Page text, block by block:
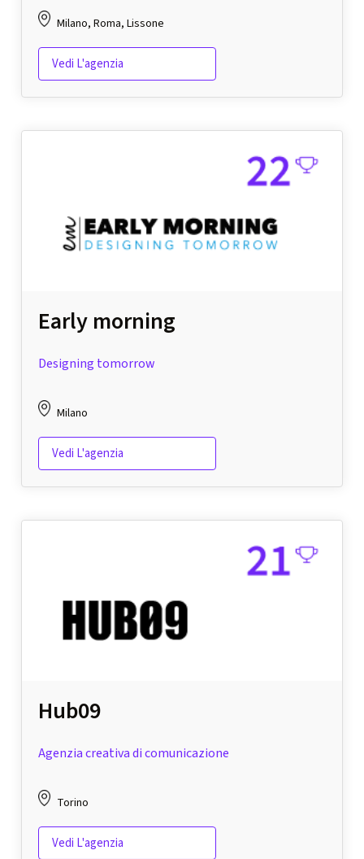
Milano, Roma, Lissone
Vedi L'agenzia
Early morning
Designing tomorrow
Milano
Vedi L'agenzia
Hub09
Agenzia creativa di comunicazione
Torino
Vedi L'agenzia